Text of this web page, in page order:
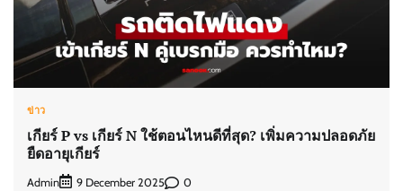
ข่าว
เกียร์ P vs เกียร์ N ใช้ตอนไหนดีที่สุด? เพิ่มความปลอดภัย
ยืดอายุเกียร์
Admin 9 December 2025 0